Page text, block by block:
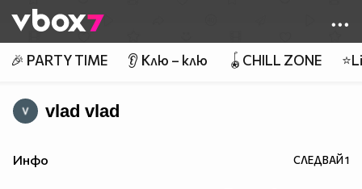
👾
🎉 PARTY TIME 👂 Клю – клю 🪀CHILL ZONE
vlad vlad
Инфо СЛЕДВАЙ1